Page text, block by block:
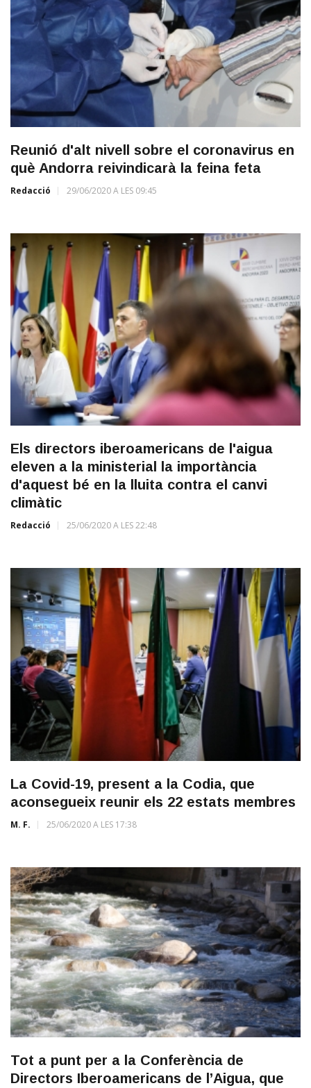
Reunió d'alt nivell sobre el coronavirus en
què Andorra reivindicarà la feina feta
Redacció 29/06/2020 A LES 09:45
Els directors iberoamericans de l'aigua
eleven a la ministerial la importància
d'aquest bé en la lluita contra el canvi
climàtic
Redacció 25/06/2020 A LES 22:48
La Covid-19, present a la Codia, que
aconsegueix reunir els 22 estats membres
M. F. 25/06/2020 A LES 17:38
Tot a punt per a la Conferència de
Directors Iberoamericans de l’Aigua, que